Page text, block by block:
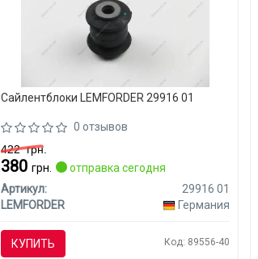
Сайлентблоки LEMFORDER 29916 01
0 отзывов
422грн.
380 грн.
отправка сегодня
Артикул:
29916 01
LEMFORDER
Германия
КУПИТЬ Код: 89556-40